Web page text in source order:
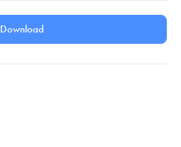
Download